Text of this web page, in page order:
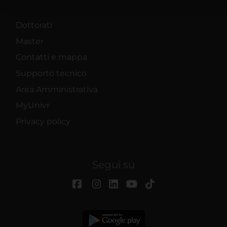
Dottorati
Master
Contatti e mappa
Supporto tecnico
Area Amministrativa
MyUnivr
Privacy policy
Segui su